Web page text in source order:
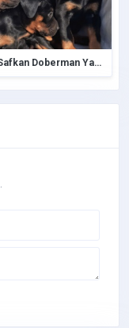
Güçlü Safkan Doberman Yavrular